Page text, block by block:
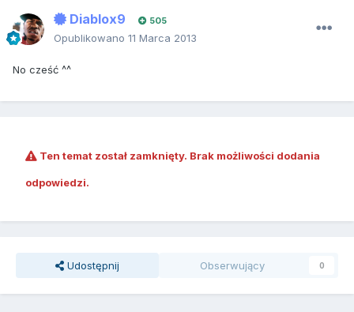
Diablox9 505
Opublikowano 11 Marca 2013
No cześć ^^
Ten temat został zamknięty. Brak możliwości dodania
odpowiedzi.
Udostępnij Obserwujący 0